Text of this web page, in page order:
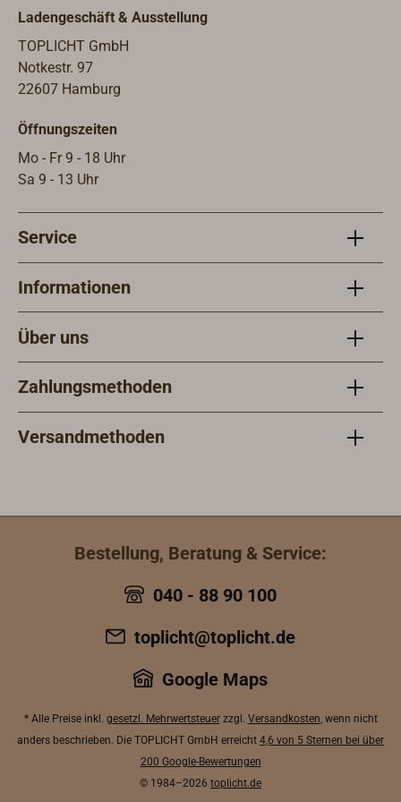
Ladengeschäft & Ausstellung
TOPLICHT GmbH
Notkestr. 97
22607 Hamburg
Öffnungszeiten
Mo - Fr 9 - 18 Uhr
Sa 9 - 13 Uhr
Service
Informationen
Über uns
Zahlungsmethoden
Versandmethoden
Bestellung, Beratung & Service:
040 - 88 90 100
toplicht@toplicht.de
Google Maps
* Alle Preise inkl. gesetzl. Mehrwertsteuerzzgl. Versandkosten, wenn nicht
anders beschrieben. Die TOPLICHT GmbH erreicht 4,6 von 5 Sternen bei über
200 Google-Bewertungen
© 1984–2026 toplicht.de